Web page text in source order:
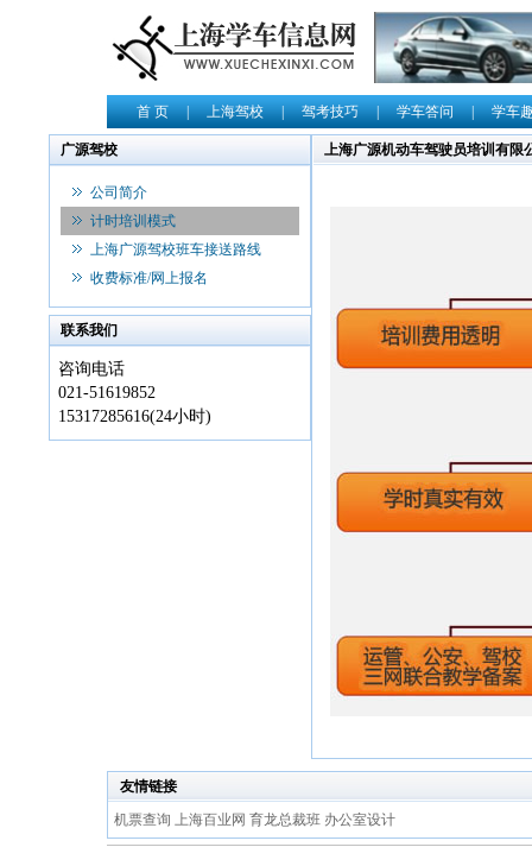
首 页|上海驾校|驾考技巧|学车答问|学车
广源驾校
公司简介
计时培训模式
上海广源驾校班车接送路线
收费标准/网上报名
联系我们
咨询电话
021-51619852
15317285616(24小时)
上海广源机动车驾驶员培训有限
友情链接
机票查询 上海百业网 育龙总裁班 办公室设计